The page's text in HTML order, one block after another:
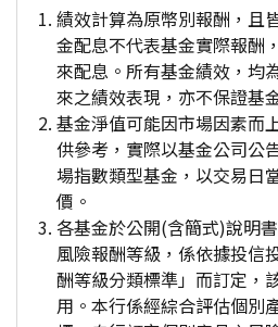
績效計算為原幣別報酬，且
金配息不代表基金實際報酬
來配息。所有基金績效，均
來之績效表現，亦不保證基
基金淨值可能因市場因素而
供參考，實際以基金公司公
場指數類型基金，以交易日
價。
各基金於公開(含簡式)說明
風險報酬等級，係依據投信
酬等級分類標準」而訂定，
用。本行係經綜合評估個別